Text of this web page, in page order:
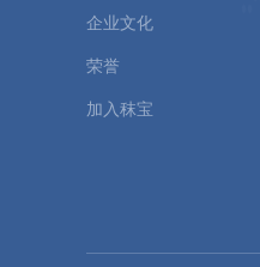
企业文化
荣誉
加入秣宝